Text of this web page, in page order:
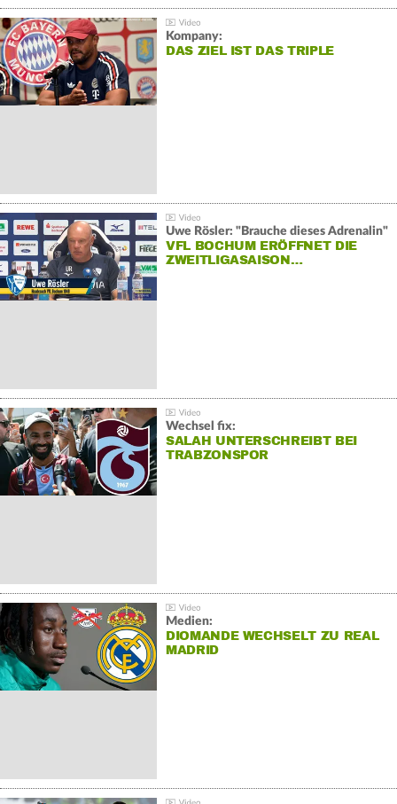
Kompany:
DAS ZIEL IST DAS TRIPLE
Uwe Rösler: "Brauche dieses Adrenalin"
VFL BOCHUM ERÖFFNET DIE
ZWEITLIGASAISON…
Wechsel fix:
SALAH UNTERSCHREIBT BEI
TRABZONSPOR
Medien:
DIOMANDE WECHSELT ZU REAL
MADRID